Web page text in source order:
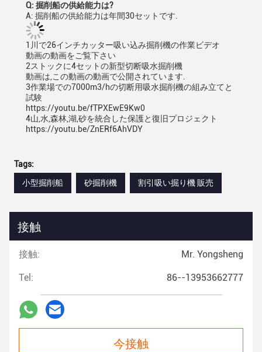
Q: 掘削船の供給能力は?
A: 掘削船の供給能力は年間30セットです.
1川で26インチカッター吸い込み掘削機の作業ビデオ
動画の動画をご覧下さい
2ストックに4セットの新型切断吸水掘削機
動画は,この動画の動画で公開されています.
3作業場での7000m3/hの切断用吸水掘削機の組み立てと
試験
https://youtu.be/fTPXEwE9Kw0
4山,水,森林,湖,砂を統合した保護と復旧プロジェクト
https://youtu.be/ZnERf6AhVDY
Tags:
小型掘削船
砂掘削機 割引吸い掘り機 販売
接触
接触: Mr. Yongsheng
Tel: 86--13953662777
今接触